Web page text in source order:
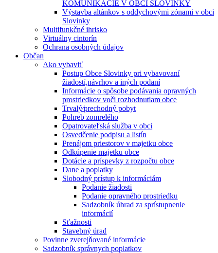
KOMUNIKÁCIE V OBCI SLOVINKY
Výstavba altánkov s oddychovými zónami v obci
Slovinky
Multifunkčné ihrisko
Virtuálny cintorín
Ochrana osobných údajov
Občan
Ako vybaviť
Postup Obce Slovinky pri vybavovaní
žiadostí,návrhov a iných podaní
Informácie o spôsobe podávania opravných
prostriedkov voči rozhodnutiam obce
Trvalý⁄prechodný pobyt
Pohreb zomrelého
Opatrovateľská služba v obci
Osvedčenie podpisu a listín
Prenájom priestorov v majetku obce
Odkúpenie majetku obce
Dotácie a príspevky z rozpočtu obce
Dane a poplatky
Slobodný prístup k informáciám
Podanie žiadosti
Podanie opravného prostriedku
Sadzobník úhrad za sprístupnenie
informácií
Sťažnosti
Stavebný úrad
Povinne zverejňované informácie
Sadzobník správnych poplatkov